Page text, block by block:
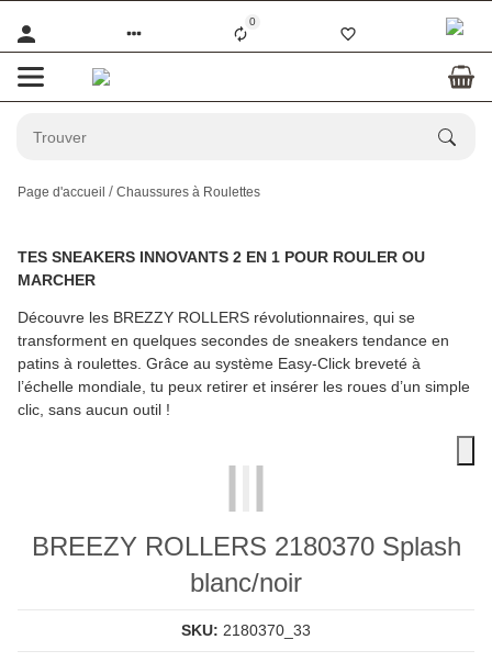
0
Page d'accueil Chaussures à Roulettes
TES SNEAKERS INNOVANTS 2 EN 1 POUR ROULER OU
MARCHER
Découvre les BREZZY ROLLERS révolutionnaires, qui se
transforment en quelques secondes de sneakers tendance en
patins à roulettes. Grâce au système Easy-Click breveté à
l’échelle mondiale, tu peux retirer et insérer les roues d’un simple
clic, sans aucun outil !
BREEZY ROLLERS 2180370 Splash
blanc/noir
SKU: 2180370_33